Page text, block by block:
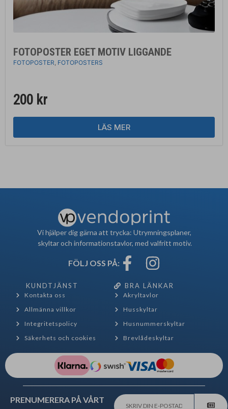
FOTOPOSTER EGET MOTIV LIGGANDE
FOTOPOSTER, FOTOPOSTERS
200 kr
LÄS MER
Vi hjälper dig gärna att trycka: Utrymningsplaner,
skyltar och informationstavlor, med valfritt motiv.
FÖLJ OSS PÅ:
KUNDTJÄNST
Kontakta oss
Allmänna villkor
Integritetspolicy
Säkerhets och cookies
BRA LÄNKAR
Akryltavlor
Husskyltar
Husnummerskyltar
Brevlådeskyltar
PRENUMERERA PÅ VÅRT